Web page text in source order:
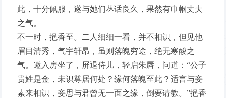
此，十分佩服，遂与她们丛话良久，果然有巾帼丈夫
之气。
不一时，挹香至。二人细细一看，并不相识，但见他
眉目清秀，气宇轩昂，虽则落魄穷途，绝无寒酸之
气。邀入房坐了，屏退侍儿，轻启朱唇，问道：“公子
贵姓是金，未识尊居何处？缘何落魄至此？适言与妾
素来相识，妾思与君曾无一面之缘，倒要请教。”挹香